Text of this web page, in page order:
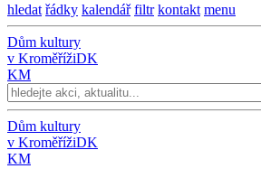
hledat řádky kalendář filtr kontakt menu
Dům kultury
v KroměřížiDK
KM
Dům kultury
v KroměřížiDK
KM